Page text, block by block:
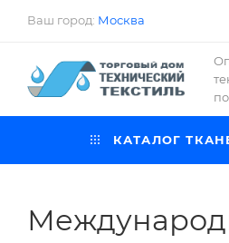
Ваш город: Москва
КАТАЛОГ